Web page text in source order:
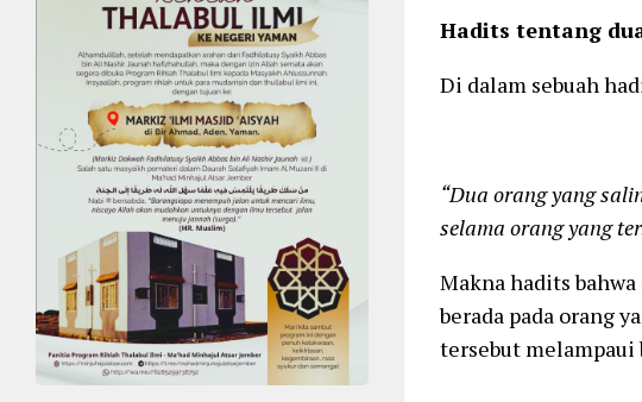
Hadits tentang
Di dalam sebuah
“Dua orang yang
selama orang yang
Makna hadits
berada pada orang
tersebut melampaui